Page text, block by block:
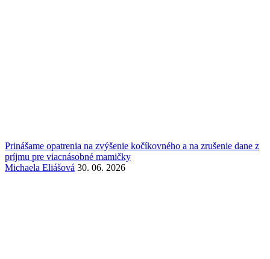
Prinášame opatrenia na zvýšenie kočíkovného a na zrušenie dane z
príjmu pre viacnásobné mamičky
Michaela Eliášová 30. 06. 2026